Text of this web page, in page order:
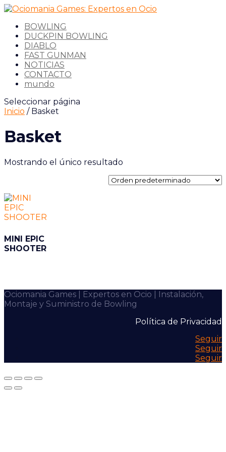
BOWLING
DUCKPIN BOWLING
DIABLO
FAST GUNMAN
NOTICIAS
CONTACTO
mundo
Seleccionar página
Inicio / Basket
Basket
Mostrando el único resultado
MINI EPIC
SHOOTER
Ociomania Games | Expertos en Ocio | Instalación,
Montaje y Suministro de Bowling
Política de Privacidad
Seguir
Seguir
Seguir